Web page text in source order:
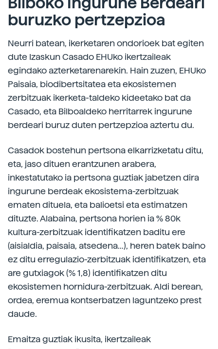
buruzko pertzepzioa
Neurri batean, ikerketaren ondorioek bat egiten
dute Izaskun Casado EHUko ikertzaileak
egindako azterketarenarekin. Hain zuzen, EHUko
Paisaia, biodibertsitatea eta ekosistemen
zerbitzuak ikerketa-taldeko kideetako bat da
Casado, eta Bilboaldeko herritarrek ingurune
berdeari buruz duten pertzepzioa aztertu du.
Casadok bostehun pertsona elkarrizketatu ditu,
eta, jaso dituen erantzunen arabera,
inkestatutako ia pertsona guztiak jabetzen dira
ingurune berdeak ekosistema-zerbitzuak
ematen dituela, eta balioetsi eta estimatzen
dituzte. Alabaina, pertsona horien ia % 80k
kultura-zerbitzuak identifikatzen baditu ere
(aisialdia, paisaia, atsedena...), heren batek baino
ez ditu erregulazio-zerbitzuak identifikatzen, eta
are gutxiagok (% 1,8) identifikatzen ditu
ekosistemen hornidura-zerbitzuak. Aldi berean,
ordea, eremua kontserbatzen laguntzeko prest
daude.
Emaitza guztiak ikusita, ikertzaileak